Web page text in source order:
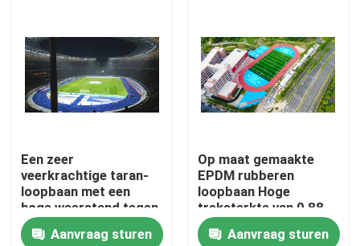
Producten
Video's
Een zeer
veerkrachtige taran-
loopbaan met een
hoge weerstand tegen
beschadiging
Aanvraag sturen
Op maat gemaakte
EPDM rubberen
loopbaan Hoge
treksterkte van 0,88
N/m2
Aanvraag sturen